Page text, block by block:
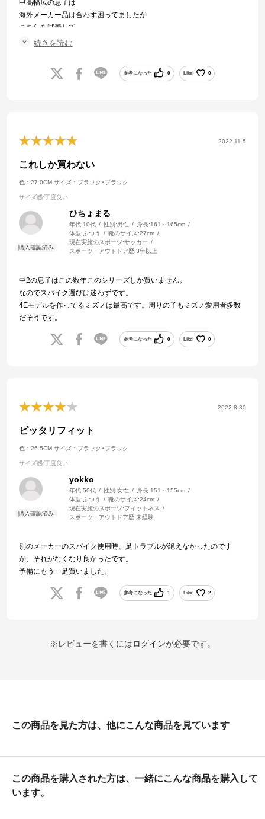
甲高幅広の息子は
海外メーカー品は合わず困ってましたが
こちらを試着して
履きやすさに感動し、色違いで2足購入させていただきました。
続きを読む
参考になった 0 Like! 0
2022.11.5
これしか買わない
色：27.0CM サイズ：ブラック×ブラック
サイズ感:丁度良い
ひちょまる
年代:10代 性別:男性 身長:161～165cm
体型:ふつう 靴のサイズ:27cm
現在実施のスポーツ:サッカー
スポーツ・アウトドア歴:3年以上
中2の息子はこの数年このシリーズしか買いません。
なのでスパイク選びは迷わずです。
4Eモデルを作ってるミズノは最高です。周りの子もミズノ愛用者多数
だそうです。
参考になった 0 Like! 0
2022.8.30
ピッタリフィット
色：26.5CM サイズ：ブラック×ブラック
サイズ感:丁度良い
yokko
年代:50代 性別:女性 身長:151～155cm
体型:ふつう 靴のサイズ:24cm
現在実施のスポーツ:フィットネス
スポーツ・アウトドア歴:未経験
別のメーカーのスパイク使用時、足トラブルが絶えなかったのです
が、それがなくなり良かったです。
予備にもう一足買いました。
参考になった 1 Like! 2
※レビューを書くにはログインが必要です。
この商品を見た方は、他にこんな商品を見ています
この商品を購入された方は、一緒にこんな商品を購入して
います。